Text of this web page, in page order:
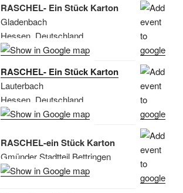
RASCHEL- Ein Stück Karton
Gladenbach
Hessen, Deutschland
RASCHEL- Ein Stück Karton
Lauterbach
Hessen, Deutschland
RASCHEL-ein Stück Karton
Gmünder Stadtteil Bettringen